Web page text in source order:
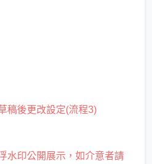
稿後更改設定(流程3)
水印公開展示，如介意者請